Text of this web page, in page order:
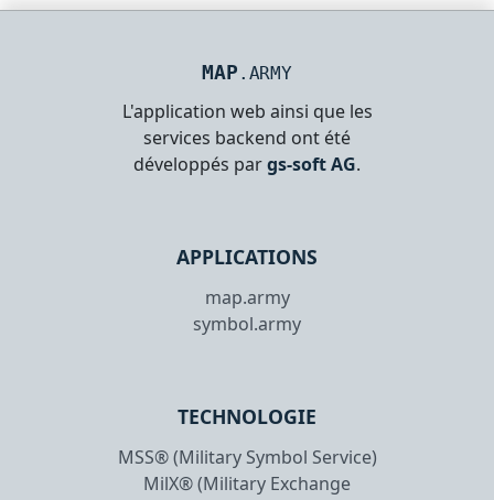
MAP.ARMY
L'application web ainsi que les
services backend ont été
développés pargs-soft AG.
APPLICATIONS
map.army
symbol.army
TECHNOLOGIE
MSS® (Military Symbol Service)
MilX® (Military Exchange